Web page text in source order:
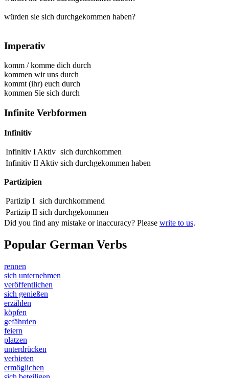
würden sie sich durchgekommen haben?
Imperativ
komm /komme dich durch
kommen wir uns durch
kommt (ihr) euch durch
kommen Sie sich durch
Infinite Verbformen
Infinitiv
Infinitiv I Aktiv sich durchkommen
Infinitiv II Aktiv sich durchgekommen haben
Partizipien
Partizip I sich durchkommend
Partizip II sich durchgekommen
Did you find any mistake or inaccuracy? Please write to us.
Popular German Verbs
rennen
sich unternehmen
veröffentlichen
sich genießen
erzählen
köpfen
gefährden
feiern
platzen
unterdrücken
verbieten
ermöglichen